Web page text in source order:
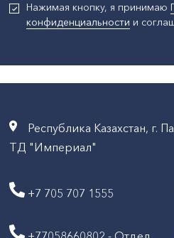
Нажимая кнопку, я принимаю
конфиденциальности и
Республика Казахстан, г.
ТД "Империал"
+7 705 707 1555